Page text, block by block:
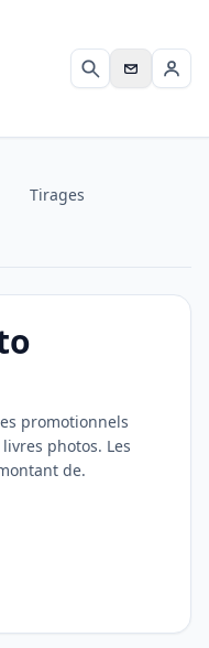
RechercherSe
Tirages
promotionnels
photos. Les
de.